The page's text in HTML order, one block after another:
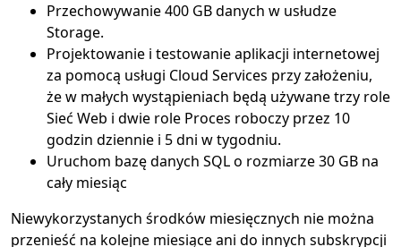
Przechowywanie 400 GB danych w usłudze
Storage.
Projektowanie i testowanie aplikacji internetowej
za pomocą usługi Cloud Services przy założeniu,
że w małych wystąpieniach będą używane trzy role
Sieć Web i dwie role Proces roboczy przez 10
godzin dziennie i 5 dni w tygodniu.
Uruchom bazę danych SQL o rozmiarze 30 GB na
cały miesiąc
Niewykorzystanych środków miesięcznych nie można
przenieść na kolejne miesiące ani do innych subskrypcji